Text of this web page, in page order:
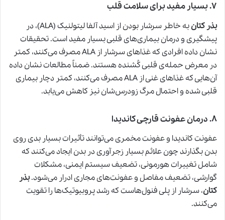
۷.بسیار مفید برای سلامت قلب
بذر کتان
به خاطر سرشار بودن از اسید آلفا لیتولنیک (ALA)، در
پیشگیری و درمان بیماری‌های قلبی بسیار مفید است. تحقیقات
نشان داده افرادی که غذاهای سرشار از ALA مصرف می‌کنند، کمتر
در معرض حمله‌ی قلبی کُشنده هستند. ضمناً مطالعات نشان داده
آن‌هایی که غذاهای غنی از ALA مصرف می‌کنند، کمتر دچار بیماری
قلبی شده و احتمال مرگ زودرس‌شان نیز کاهش می‌یابد.
۸.درمان عفونت قارچی کاندیدا
عفونت کاندیدا و عفونت مخمری می‌توانند تأثیرات بسیار بدی روی
بدن بگذارند چون علائم بسیار زجرآوری در بدن ایجاد می‌کنند که
شامل تغییرات هورمونی، تضعیف سیستم ایمنی، مشکلات
گوارشی، تضعیف مفاصل و عفونت‌های مجاری ادرار می‌شود.بذر
کتان، سرشار از پلی فنول‌هاست که رشد پروبیوتیک‌ها را تقویت
می‌کنند.